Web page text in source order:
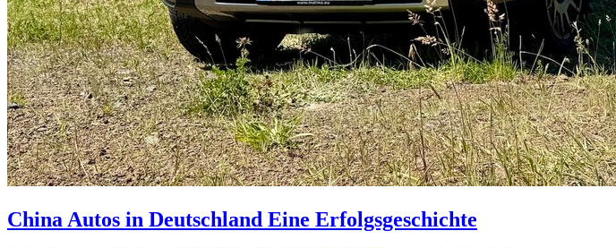
China Autos in Deutschland Eine Erfolgsgeschichte